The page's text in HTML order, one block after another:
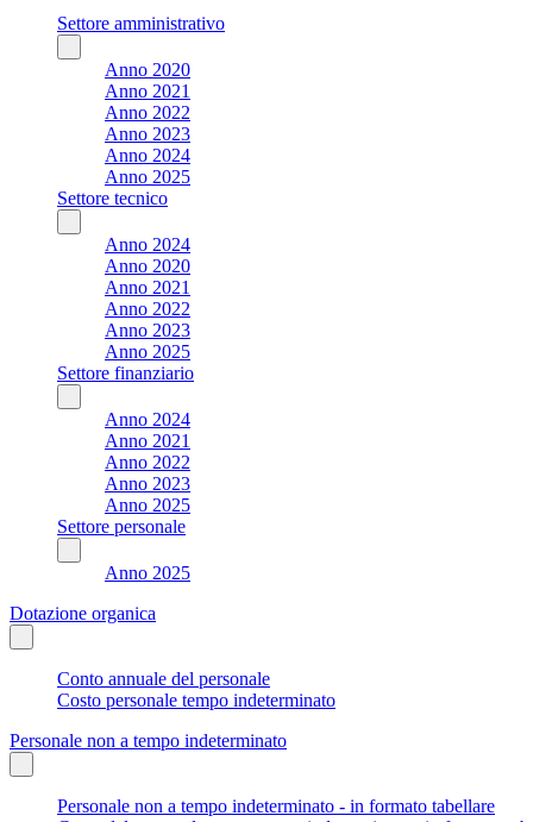
Settore amministrativo
Anno 2020
Anno 2021
Anno 2022
Anno 2023
Anno 2024
Anno 2025
Settore tecnico
Anno 2024
Anno 2020
Anno 2021
Anno 2022
Anno 2023
Anno 2025
Settore finanziario
Anno 2024
Anno 2021
Anno 2022
Anno 2023
Anno 2025
Settore personale
Anno 2025
Dotazione organica
Conto annuale del personale
Costo personale tempo indeterminato
Personale non a tempo indeterminato
Personale non a tempo indeterminato - in formato tabellare